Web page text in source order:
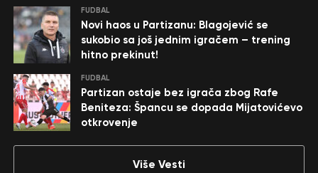
FUDBAL
Novi haos u Partizanu: Blagojević se
sukobio sa još jednim igračem – trening
hitno prekinut!
FUDBAL
Partizan ostaje bez igrača zbog Rafe
Beniteza: Špancu se dopada Mijatovićevo
otkrovenje
Više Vesti